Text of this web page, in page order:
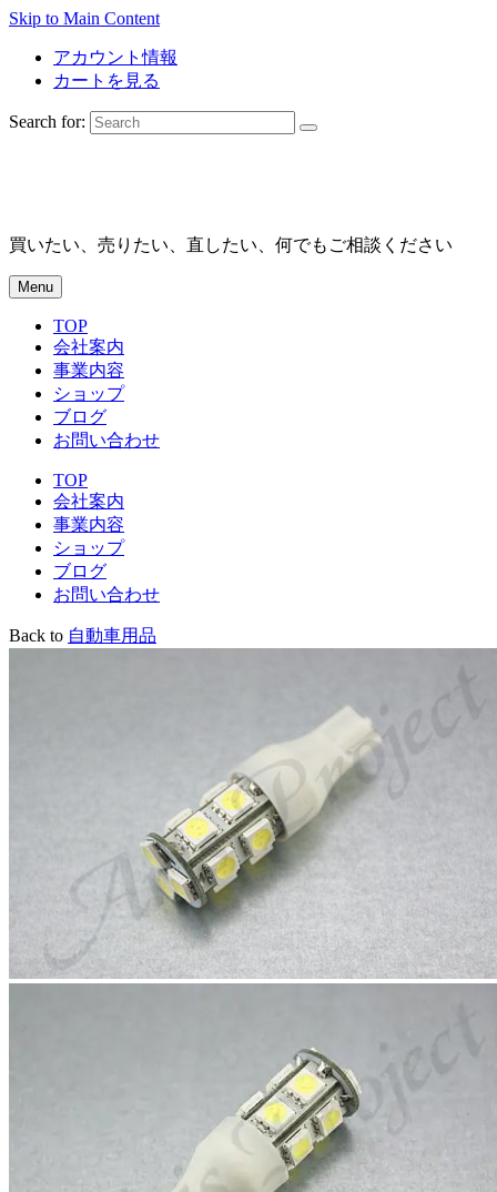
Skip to Main Content
アカウント情報
カートを見る
Search for:
買いたい、売りたい、直したい、何でもご相談ください
Menu
TOP
会社案内
事業内容
ショップ
ブログ
お問い合わせ
TOP
会社案内
事業内容
ショップ
ブログ
お問い合わせ
Back to 自動車用品